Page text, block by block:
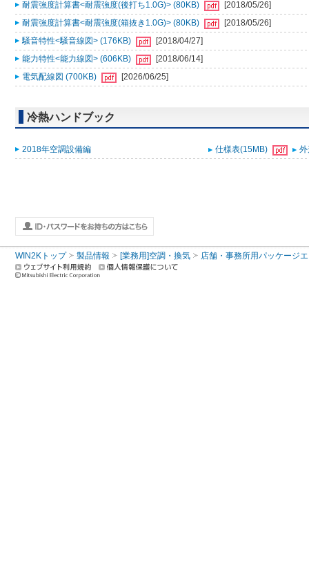
耐震強度計算書<耐震強度(後打ち1.0G)> (80KB)
[2018/05/26]
耐震強度計算書<耐震強度(箱抜き1.0G)> (80KB)
[2018/05/26]
騒音特性<騒音線図> (176KB)
[2018/04/27]
能力特性<能力線図> (606KB)
[2018/06/14]
電気配線図 (700KB)
[2026/06/25]
冷熱ハンドブック
2018年空調設備編 仕様表(15MB)
WIN2Kトップ 製品情報 [業務用]空調・換気 店舗・事務所用パッケージ